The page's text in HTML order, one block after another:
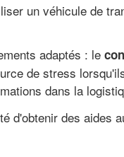
un véhicule de
adaptés : le
de stress
dans la
d'obtenir des aides